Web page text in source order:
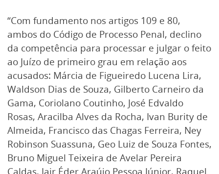
“Com fundamento nos artigos 109 e 80,
ambos do Código de Processo Penal, declino
da competência para processar e julgar o feito
ao Juízo de primeiro grau em relação aos
acusados: Márcia de Figueiredo Lucena Lira,
Waldson Dias de Souza, Gilberto Carneiro da
Gama, Coriolano Coutinho, José Edvaldo
Rosas, Aracilba Alves da Rocha, Ivan Burity de
Almeida, Francisco das Chagas Ferreira, Ney
Robinson Suassuna, Geo Luiz de Souza Fontes,
Bruno Miguel Teixeira de Avelar Pereira